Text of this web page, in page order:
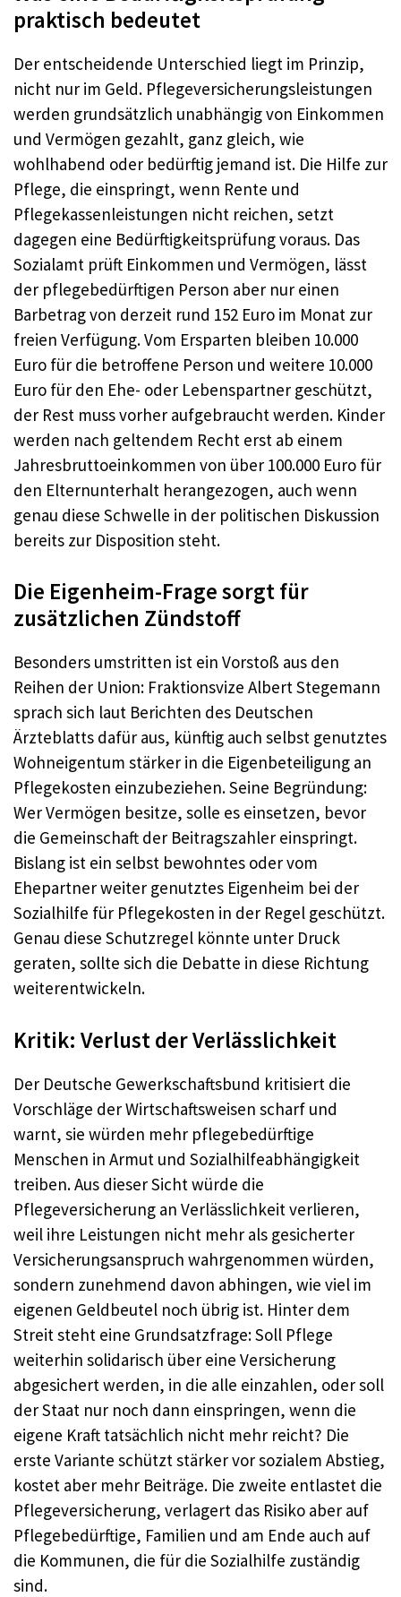
praktisch bedeutet
Der entscheidende Unterschied liegt im Prinzip,
nicht nur im Geld. Pflegeversicherungsleistungen
werden grundsätzlich unabhängig von Einkommen
und Vermögen gezahlt, ganz gleich, wie
wohlhabend oder bedürftig jemand ist. Die Hilfe zur
Pflege, die einspringt, wenn Rente und
Pflegekassenleistungen nicht reichen, setzt
dagegen eine Bedürftigkeitsprüfung voraus. Das
Sozialamt prüft Einkommen und Vermögen, lässt
der pflegebedürftigen Person aber nur einen
Barbetrag von derzeit rund 152 Euro im Monat zur
freien Verfügung. Vom Ersparten bleiben 10.000
Euro für die betroffene Person und weitere 10.000
Euro für den Ehe- oder Lebenspartner geschützt,
der Rest muss vorher aufgebraucht werden. Kinder
werden nach geltendem Recht erst ab einem
Jahresbruttoeinkommen von über 100.000 Euro für
den Elternunterhalt herangezogen, auch wenn
genau diese Schwelle in der politischen Diskussion
bereits zur Disposition steht.
Die Eigenheim-Frage sorgt für
zusätzlichen Zündstoff
Besonders umstritten ist ein Vorstoß aus den
Reihen der Union: Fraktionsvize Albert Stegemann
sprach sich laut Berichten des Deutschen
Ärzteblatts dafür aus, künftig auch selbst genutztes
Wohneigentum stärker in die Eigenbeteiligung an
Pflegekosten einzubeziehen. Seine Begründung:
Wer Vermögen besitze, solle es einsetzen, bevor
die Gemeinschaft der Beitragszahler einspringt.
Bislang ist ein selbst bewohntes oder vom
Ehepartner weiter genutztes Eigenheim bei der
Sozialhilfe für Pflegekosten in der Regel geschützt.
Genau diese Schutzregel könnte unter Druck
geraten, sollte sich die Debatte in diese Richtung
weiterentwickeln.
Kritik: Verlust der Verlässlichkeit
Der Deutsche Gewerkschaftsbund kritisiert die
Vorschläge der Wirtschaftsweisen scharf und
warnt, sie würden mehr pflegebedürftige
Menschen in Armut und Sozialhilfeabhängigkeit
treiben. Aus dieser Sicht würde die
Pflegeversicherung an Verlässlichkeit verlieren,
weil ihre Leistungen nicht mehr als gesicherter
Versicherungsanspruch wahrgenommen würden,
sondern zunehmend davon abhingen, wie viel im
eigenen Geldbeutel noch übrig ist. Hinter dem
Streit steht eine Grundsatzfrage: Soll Pflege
weiterhin solidarisch über eine Versicherung
abgesichert werden, in die alle einzahlen, oder soll
der Staat nur noch dann einspringen, wenn die
eigene Kraft tatsächlich nicht mehr reicht? Die
erste Variante schützt stärker vor sozialem Abstieg,
kostet aber mehr Beiträge. Die zweite entlastet die
Pflegeversicherung, verlagert das Risiko aber auf
Pflegebedürftige, Familien und am Ende auch auf
die Kommunen, die für die Sozialhilfe zuständig
sind.